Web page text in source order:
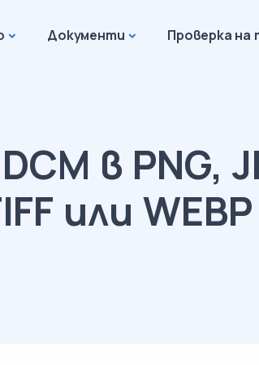
Документи Проверка на
в PNG,
или WEBP